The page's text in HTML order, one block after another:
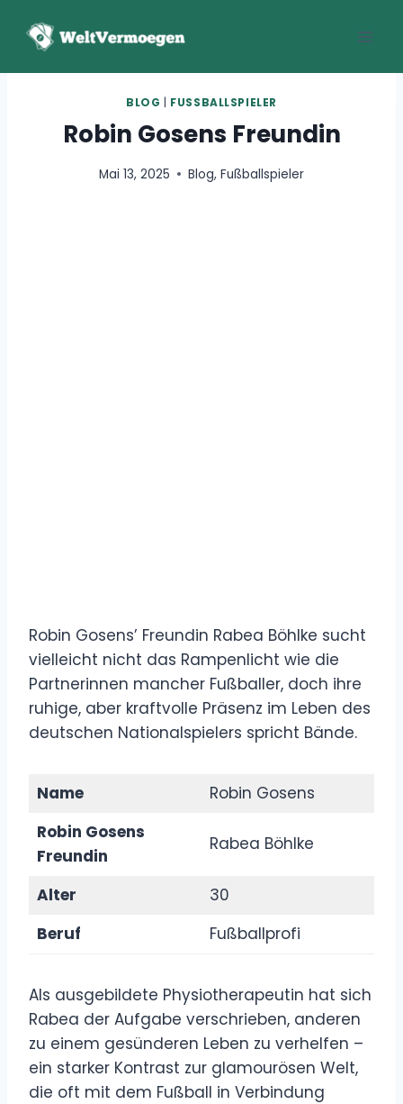
Inhalt
BLOG FUSSBALLSPIELER
Robin Gosens Freundin
Mai 13, 2025 Blog, Fußballspieler
Robin Gosens’ Freundin Rabea Böhlke sucht
vielleicht nicht das Rampenlicht wie die
Partnerinnen mancher Fußballer, doch ihre
ruhige, aber kraftvolle Präsenz im Leben des
deutschen Nationalspielers spricht Bände.
Name
Robin Gosens
Robin Gosens
Freundin
Rabea Böhlke
Alter
30
Beruf
Fußballprofi
Als ausgebildete Physiotherapeutin hat sich
Rabea der Aufgabe verschrieben, anderen
zu einem gesünderen Leben zu verhelfen –
ein starker Kontrast zur glamourösen Welt,
die oft mit dem Fußball in Verbindung